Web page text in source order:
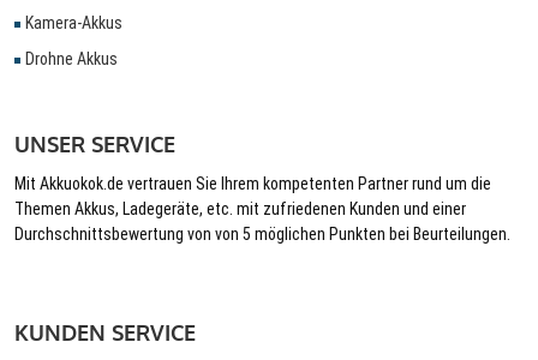
Kamera-Akkus
Drohne Akkus
UNSER SERVICE
Mit Akkuokok.de vertrauen Sie Ihrem kompetenten Partner rund um die
Themen Akkus, Ladegeräte, etc. mit zufriedenen Kunden und einer
Durchschnittsbewertung von von 5 möglichen Punkten bei Beurteilungen.
KUNDEN SERVICE